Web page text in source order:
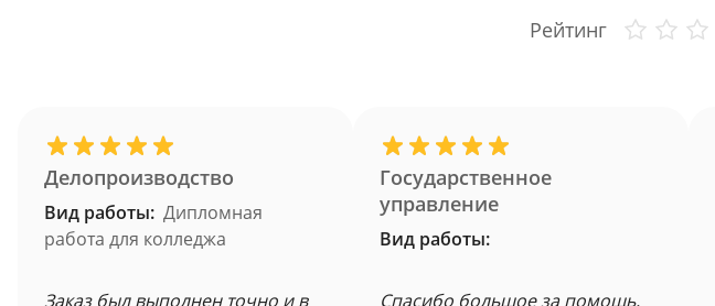
Рейтинг
Делопроизводство
Вид работы: Дипломная
работа для колледжа
Заказ был выполнен точно и в
Государственное
управление
Вид работы:
Спасибо большое за помощь.